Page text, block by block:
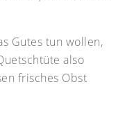
Gutes tun wollen,
also
frisches Obst